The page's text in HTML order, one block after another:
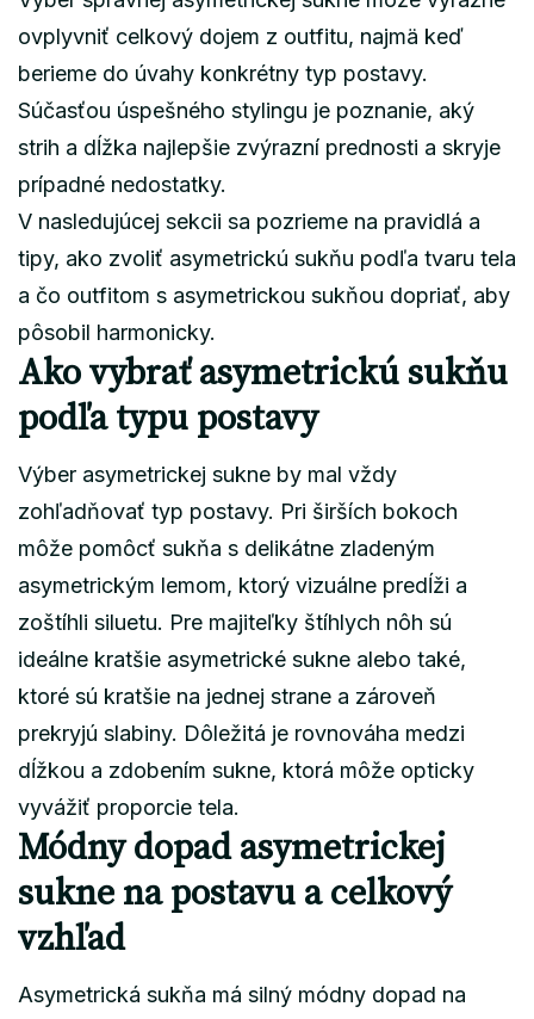
ovplyvniť celkový dojem z outfitu, najmä keď
berieme do úvahy konkrétny typ postavy.
Súčasťou úspešného stylingu je poznanie, aký
strih a dĺžka najlepšie zvýrazní prednosti a skryje
prípadné nedostatky.
V nasledujúcej sekcii sa pozrieme na pravidlá a
tipy, ako zvoliť asymetrickú sukňu podľa tvaru tela
a čo outfitom s asymetrickou sukňou dopriať, aby
pôsobil harmonicky.
Ako vybrať asymetrickú sukňu
podľa typu postavy
Výber asymetrickej sukne by mal vždy
zohľadňovať typ postavy. Pri širších bokoch
môže pomôcť sukňa s delikátne zladeným
asymetrickým lemom, ktorý vizuálne predĺži a
zoštíhli siluetu. Pre majiteľky štíhlych nôh sú
ideálne kratšie asymetrické sukne alebo také,
ktoré sú kratšie na jednej strane a zároveň
prekryjú slabiny. Dôležitá je rovnováha medzi
dĺžkou a zdobením sukne, ktorá môže opticky
vyvážiť proporcie tela.
Módny dopad asymetrickej
sukne na postavu a celkový
vzhľad
Asymetrická sukňa má silný módny dopad na